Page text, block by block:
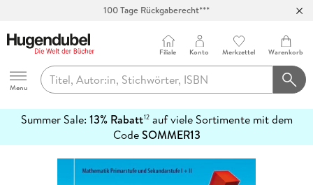
100 Tage Rückgaberecht***
Hugendubel
Menu
Filiale Konto Merkzettel Warenkorb
Summer Sale: 13% Rabatt12auf viele Sortimente mit dem
CodeSOMMER13
erfahren